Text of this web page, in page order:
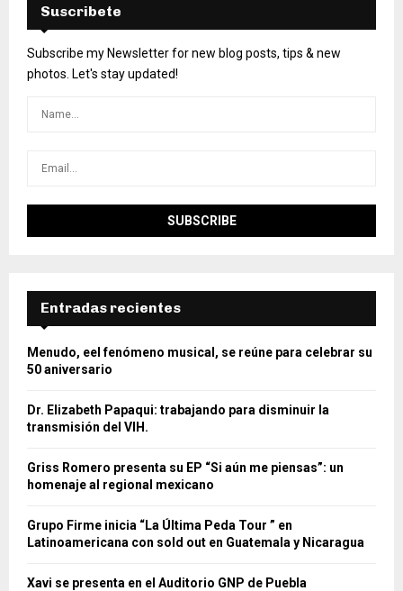
Suscribete
Subscribe my Newsletter for new blog posts, tips & new
photos. Let's stay updated!
Entradas recientes
Menudo, eel fenómeno musical, se reúne para celebrar su
50 aniversario
Dr. Elizabeth Papaqui: trabajando para disminuir la
transmisión del VIH.
Griss Romero presenta su EP “Si aún me piensas”: un
homenaje al regional mexicano
Grupo Firme inicia “La Última Peda Tour ” en
Latinoamericana con sold out en Guatemala y Nicaragua
Xavi se presenta en el Auditorio GNP de Puebla